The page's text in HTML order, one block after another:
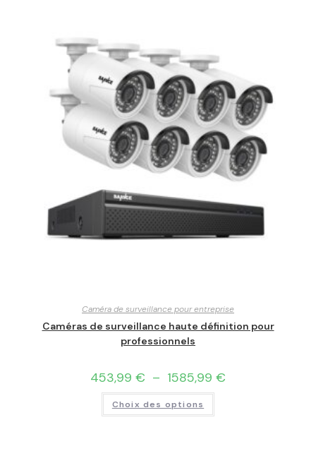
Caméra de surveillance pour entreprise
Caméras de surveillance haute définition pour
professionnels
453,99 € – 1585,99 €
Choix des options